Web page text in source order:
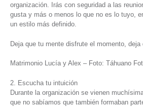
organización. Irás con seguridad a las
gusta y más o menos lo que no es lo tuyo,
un estilo más definido.
Deja que tu mente disfrute el momento, deja
Matrimonio Lucía y Alex – Foto: Táhuano
2. Escucha tu intuición
Durante la organización se vienen
que no sabíamos que también formaban